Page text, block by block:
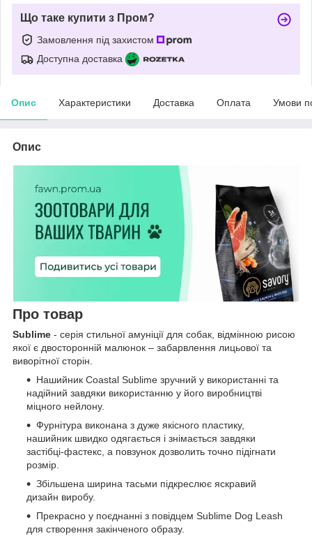
Що таке купити з Пром?
Замовлення під захистом
Доступна доставка
Опис Характеристики Доставка Оплата Умови
Опис
Про товар
Sublime - серія стильної амуніції для собак, відмінною рисою
якої є двосторонній малюнок – забарвлення лицьової та
виворітної сторін.
Нашийник Coastal Sublime зручний у використанні та
надійний завдяки використанню у його виробництві
міцного нейлону.
Фурнітура виконана з дуже якісного пластику,
нашийник швидко одягається і знімається завдяки
застібці-фастекс, а повзунок дозволить точно підігнати
розмір.
Збільшена ширина тасьми підкреслює яскравий
дизайн виробу.
Прекрасно у поєднанні з повідцем Sublime Dog Leash
для створення закінченого образу.